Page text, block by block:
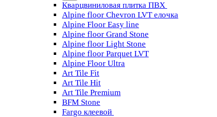
Кварцвиниловая плитка ПВХ
Alpine floor Chevron LVT елочка
Alpine Floor Easy line
Alpine floor Grand Stone
Alpine floor Light Stone
Alpine floor Parquet LVT
Alpine Floor Ultra
Art Tile Fit
Art Tile Hit
Art Tile Premium
BFM Stone
Fargo клеевой